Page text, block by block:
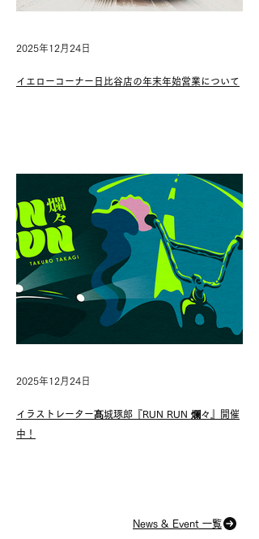
イエローコーナー日比谷店の年末年始営業について
2025年12月24日
イラストレーター髙城琢郎『RUN RUN 爛々』開催
中！
2025年12月24日
News & Event 一覧